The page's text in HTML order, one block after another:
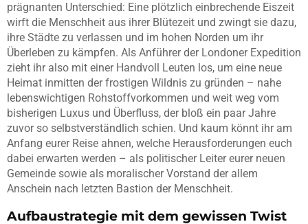
prägnanten Unterschied: Eine plötzlich einbrechende Eiszeit
wirft die Menschheit aus ihrer Blütezeit und zwingt sie dazu,
ihre Städte zu verlassen und im hohen Norden um ihr
Überleben zu kämpfen. Als Anführer der Londoner Expedition
zieht ihr also mit einer Handvoll Leuten los, um eine neue
Heimat inmitten der frostigen Wildnis zu gründen – nahe
lebenswichtigen Rohstoffvorkommen und weit weg vom
bisherigen Luxus und Überfluss, der bloß ein paar Jahre
zuvor so selbstverständlich schien. Und kaum könnt ihr am
Anfang eurer Reise ahnen, welche Herausforderungen euch
dabei erwarten werden – als politischer Leiter eurer neuen
Gemeinde sowie als moralischer Vorstand der allem
Anschein nach letzten Bastion der Menschheit.
Aufbaustrategie mit dem gewissen Twist